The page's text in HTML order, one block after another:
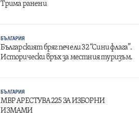
Трима ранени
БЪЛГАРИЯ
Българският бряг печели 32 “Сини флага”.
Исторически връх за местния туризъм.
БЪЛГАРИЯ
МВР АРЕСТУВА 225 ЗА ИЗБОРНИ
ИЗМАМИ